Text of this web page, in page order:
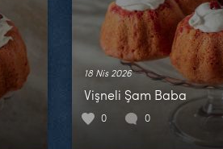
18 Nis 2026
Vişneli Şam Baba
0 0